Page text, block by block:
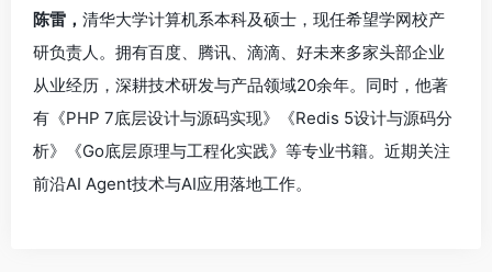
陈雷， 清华大学计算机系本科及硕士，现任希望学网校产
研负责人。拥有百度、腾讯、滴滴、好未来多家头部企业
从业经历，深耕技术研发与产品领域20余年。同时，他著
有《PHP 7底层设计与源码实现》《Redis 5设计与源码分
析》《Go底层原理与工程化实践》等专业书籍。近期关注
前沿AI Agent技术与AI应用落地工作。